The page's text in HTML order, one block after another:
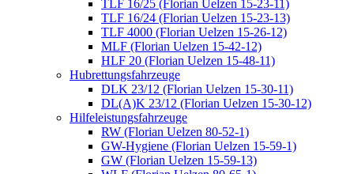
TLF 16/25 (Florian Uelzen 15-23-11)
TLF 16/24 (Florian Uelzen 15-23-13)
TLF 4000 (Florian Uelzen 15-26-12)
MLF (Florian Uelzen 15-42-12)
HLF 20 (Florian Uelzen 15-48-11)
Hubrettungsfahrzeuge
DLK 23/12 (Florian Uelzen 15-30-11)
DL(A)K 23/12 (Florian Uelzen 15-30-12)
Hilfeleistungsfahrzeuge
RW (Florian Uelzen 80-52-1)
GW-Hygiene (Florian Uelzen 15-59-1)
GW (Florian Uelzen 15-59-13)